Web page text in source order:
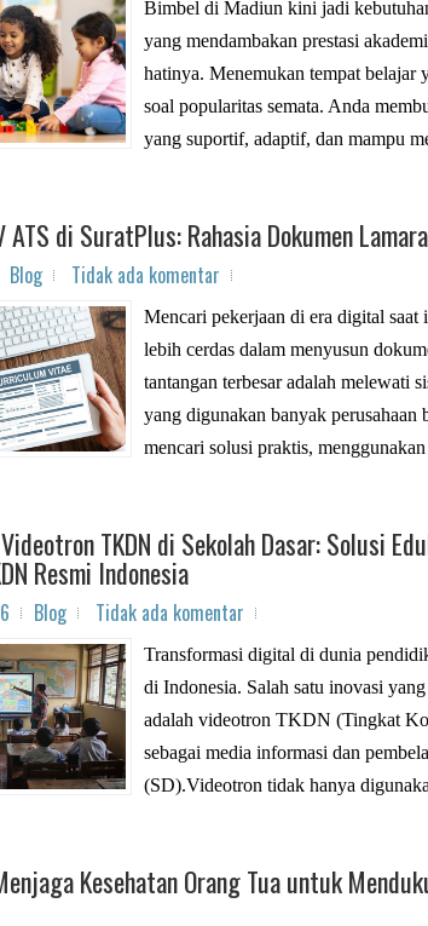
Bimbel di Madiun kini jadi
yang mendambakan prestasi
hatinya. Menemukan tempat belajar
soal popularitas semata. Anda
yang suportif, adaptif, dan mampu
ATS di SuratPlus: Rahasia Dokumen
Blog Tidak ada komentar
Mencari pekerjaan di era digital
lebih cerdas dalam menyusun
tantangan terbesar adalah melewati
yang digunakan banyak perusahaan
mencari solusi praktis,
TKDN di Sekolah Dasar: Solusi
Resmi Indonesia
Blog Tidak ada komentar
Transformasi digital di dunia
di Indonesia. Salah satu inovasi
adalah videotron TKDN (Tingkat
sebagai media informasi dan
(SD).Videotron tidak hanya
Kesehatan Orang Tua untuk